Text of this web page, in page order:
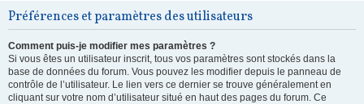
Préférences et paramètres des utilisateurs
Comment puis-je modifier mes paramètres ?
Si vous êtes un utilisateur inscrit, tous vos paramètres sont stockés dans la
base de données du forum. Vous pouvez les modifier depuis le panneau de
contrôle de l’utilisateur. Le lien vers ce dernier se trouve généralement en
cliquant sur votre nom d’utilisateur situé en haut des pages du forum. Ce